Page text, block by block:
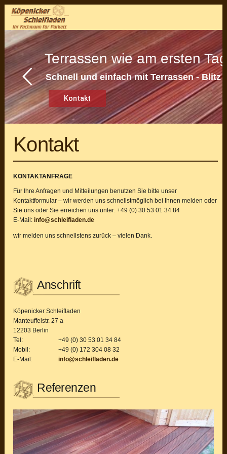
Zur
Hauptnavigation
springen
Zum
springen
Zur
Seitenspalte
springen
Main
ContentTerrassen wie am ersten Tag
Schnell und einfach mit Terrassen - Blitz
Kontakt
Kontakt
KONTAKTANFRAGE
Für Ihre Anfragen und Mitteilungen benutzen Sie bitte unser
Kontaktformular – wir werden uns schnellstmöglich bei Ihnen melden oder
Sie uns oder Sie erreichen uns unter: +49 (0) 30 53 01 34 84
E-Mail:info@schleifladen.de
wir melden uns schnellstens zurück – vielen Dank.
Seitenspalte
Anschrift
Köpenicker Schleifladen
Manteuffelstr. 27 a
12203 Berlin
Tel:
+49 (0) 30 53 01 34 84
Mobil:
+49 (0) 172 304 08 32
E-Mail:
info@schleifladen.de
Referenzen